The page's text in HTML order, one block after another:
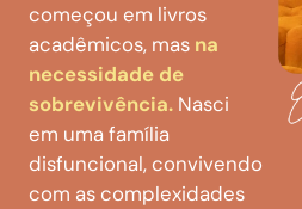
começou em livros
acadêmicos, mas na
necessidade de
sobrevivência. Nasci
em uma família
disfuncional, convivendo
com as complexidades